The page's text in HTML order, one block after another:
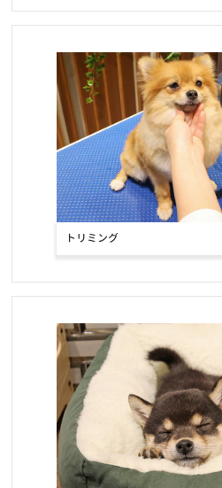
2022/01/11 お知らせ
更のお知らせ
2021/12/17 お知らせ
RIKUTAKUオンラインショップ 閉店のお
2021/10/26 お知らせ
ELMOウサギ肉・ライス＆ポテトの定期
コーポレートロゴ変更のお知らせ
2021/10/23 お知らせ
お問い合せ窓口電話番号変更のご案内
2021/10/12 お知らせ
定期フードサービス ELMOパッケージリ
2021/10/12 お知らせ
トリミング